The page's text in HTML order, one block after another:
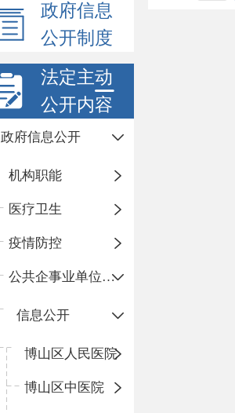
政府信息
公开制度
法定主动
公开内容
政府信息公开
机构职能
医疗卫生
疫情防控
公共企事业单位信息公开
信息公开
​博山区人民医院
博山区中医院